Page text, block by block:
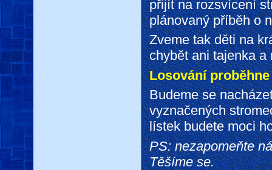
přijít na rozsvícení
plánovaný příběh o
Zveme tak děti na
chybět ani tajenka
Losování
Budeme se
vyznačených
lístek budete moci
PS: nezapomeňte
Těšíme se.